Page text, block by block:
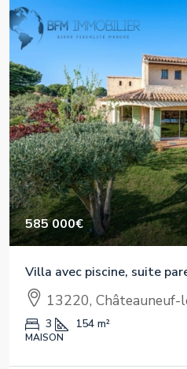
585 000€
Villa avec piscine, suite
13220, Châteauneuf-
3 154 m²
MAISON